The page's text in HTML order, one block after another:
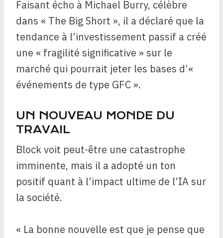
Faisant écho à Michael Burry, célèbre
dans « The Big Short », il a déclaré que la
tendance à l’investissement passif a créé
une « fragilité significative » sur le
marché qui pourrait jeter les bases d’«
événements de type GFC ».
UN NOUVEAU MONDE DU
TRAVAIL
Block voit peut-être une catastrophe
imminente, mais il a adopté un ton
positif quant à l’impact ultime de l’IA sur
la société.
« La bonne nouvelle est que je pense que